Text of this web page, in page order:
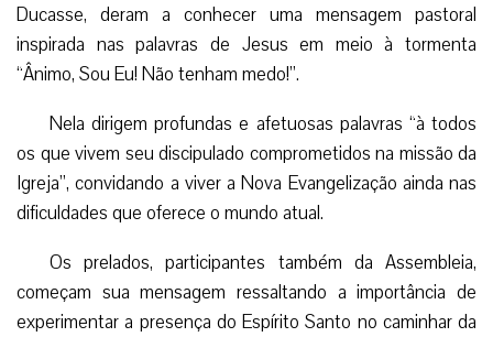
Ducasse, deram a conhecer uma mensagem pastoral
inspirada nas palavras de Jesus em meio à tormenta
“Ânimo, Sou Eu! Não tenham medo!”.
Nela dirigem profundas e afetuosas palavras “à todos
os que vivem seu discipulado comprometidos na missão da
Igreja”, convidando a viver a Nova Evangelização ainda nas
dificuldades que oferece o mundo atual.
Os prelados, participantes também da Assembleia,
começam sua mensagem ressaltando a importância de
experimentar a presença do Espírito Santo no caminhar da